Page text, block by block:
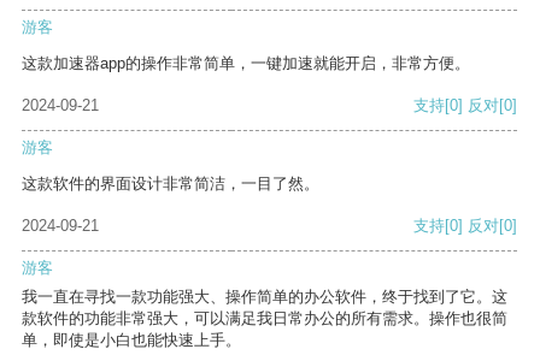
游客
这款加速器app的操作非常简单，一键加速就能开启，非常方便。
2024-09-21 支持[0] 反对[0]
游客
这款软件的界面设计非常简洁，一目了然。
2024-09-21 支持[0] 反对[0]
游客
我一直在寻找一款功能强大、操作简单的办公软件，终于找到了它。这
款软件的功能非常强大，可以满足我日常办公的所有需求。操作也很简
单，即使是小白也能快速上手。